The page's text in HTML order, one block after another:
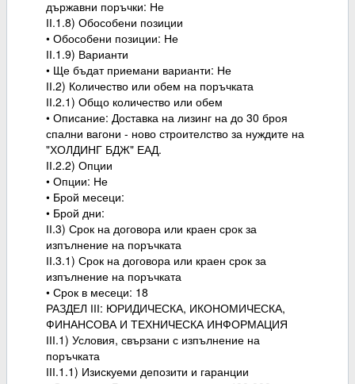
държавни поръчки: Не
ІІ.1.8) Обособени позиции
• Обособени позиции: Не
ІІ.1.9) Варианти
• Ще бъдат приемани варианти: Не
ІІ.2) Количество или обем на поръчката
ІІ.2.1) Общо количество или обем
• Описание: Доставка на лизинг на до 30 броя
спални вагони - ново строителство за нуждите на
"ХОЛДИНГ БДЖ" ЕАД.
ІІ.2.2) Опции
• Опции: Не
• Брой месеци:
• Брой дни:
ІІ.3) Срок на договора или краен срок за
изпълнение на поръчката
ІІ.3.1) Срок на договора или краен срок за
изпълнение на поръчката
• Срок в месеци: 18
РАЗДЕЛ ІІІ: ЮРИДИЧЕСКА, ИКОНОМИЧЕСКА,
ФИНАНСОВА И ТЕХНИЧЕСКА ИНФОРМАЦИЯ
ІІІ.1) Условия, свързани с изпълнение на
поръчката
ІІІ.1.1) Изискуеми депозити и гаранции